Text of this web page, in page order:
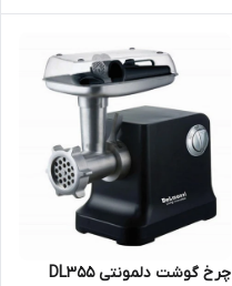
چرخ گوشت دلمونتی DL355